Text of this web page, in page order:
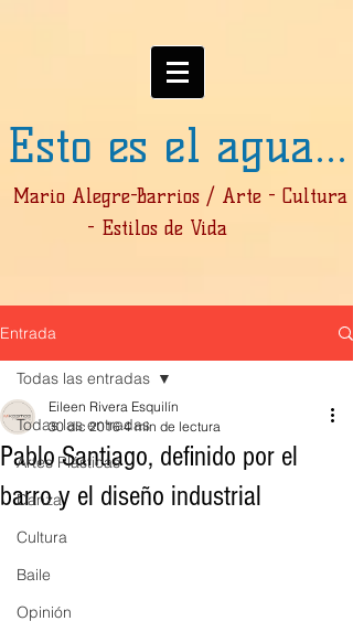
Esto es el agua...
Mario Alegre-Barrios / Arte - Cultura
- Estilos de Vida
Entrada
Todas las entradas
Artes Plásticas
Danza
Cultura
Baile
Opinión
Todas las entradas
Pablo Santiago, definido por el
barro y el diseño industrial
Eileen Rivera Esquilín
30 dic 2016 4 min de lectura